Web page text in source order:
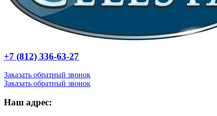
+7 (812) 336-63-27
Заказать обратный звонок
Заказать обратный звонок
Наш адрес: